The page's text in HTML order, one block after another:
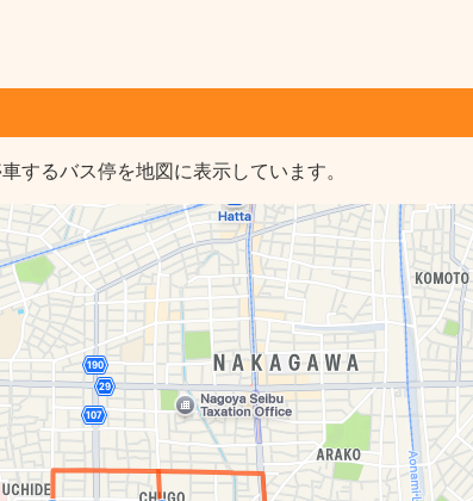
するバス停を地図に表示しています。